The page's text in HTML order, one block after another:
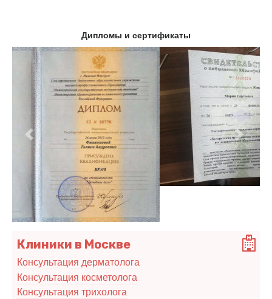
Дипломы и сертификаты
Предыдущий
Клиники в Москве
Консультация дерматолога
Консультация косметолога
Консультация трихолога
Клиника мужского и женского здоровья на
улице 1905 года